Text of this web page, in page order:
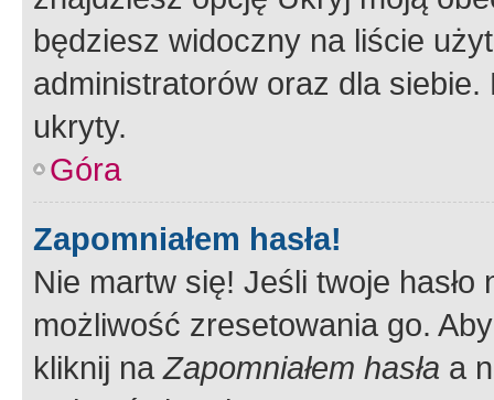
będziesz widoczny na liście
administratorów oraz dla
ukryty.
Góra
Zapomniałem hasła!
Nie martw się! Jeśli twoje
możliwość zresetowania go.
kliknij naZapomniałem hasła a